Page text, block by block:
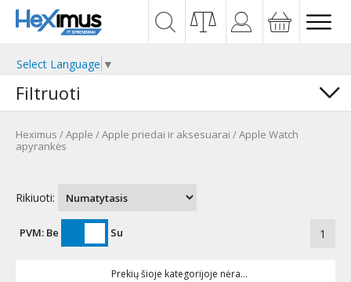
Select Language ▼
Filtruoti
Heximus /Apple /Apple priedai ir aksesuarai /Apple Watch
apyrankės
Rikiuoti:
PVM: Be Su 1
Prekių šioje kategorijoje nėra...